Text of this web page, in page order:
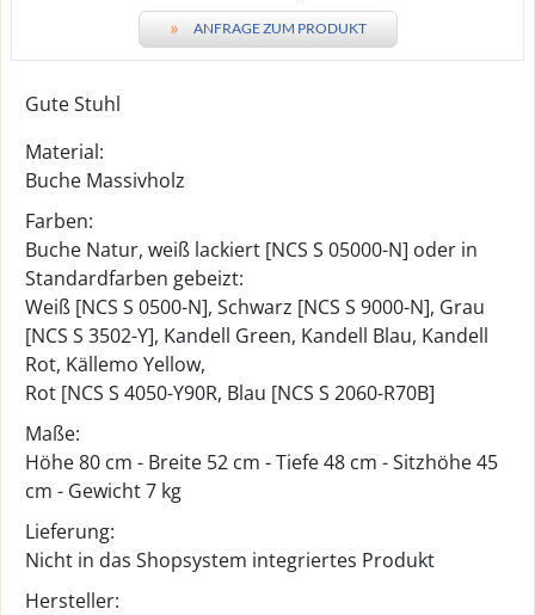
» ANFRAGE ZUM PRODUKT
Gute Stuhl
Material:
Buche Massivholz
Farben:
Buche Natur, weiß lackiert [NCS S 05000-N] oder in
Standardfarben gebeizt:
Weiß [NCS S 0500-N], Schwarz [NCS S 9000-N], Grau
[NCS S 3502-Y], Kandell Green, Kandell Blau, Kandell
Rot, Källemo Yellow,
Rot [NCS S 4050-Y90R, Blau [NCS S 2060-R70B]
Maße:
Höhe 80 cm - Breite 52 cm - Tiefe 48 cm - Sitzhöhe 45
cm - Gewicht 7 kg
Lieferung:
Nicht in das Shopsystem integriertes Produkt
Hersteller: